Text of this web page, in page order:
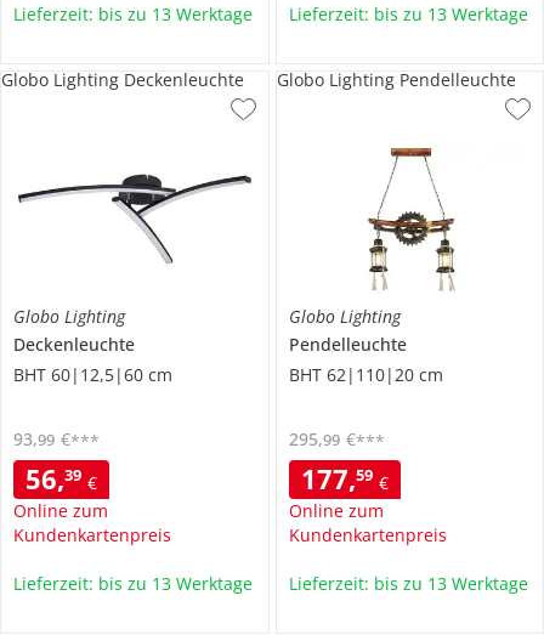
Lieferzeit: bis zu 13 Werktage Lieferzeit: bis zu 13 Werktage
Globo Lighting
Deckenleuchte
BHT 60|12,5|60 cm
56,39 €
Online zum
Kundenkartenpreis
93,99 €***
Globo Lighting Deckenleuchte
Lieferzeit: bis zu 13 Werktage
Globo Lighting
Pendelleuchte
BHT 62|110|20 cm
177,59 €
Online zum
Kundenkartenpreis
295,99 €***
Globo Lighting Pendelleuchte
Lieferzeit: bis zu 13 Werktage